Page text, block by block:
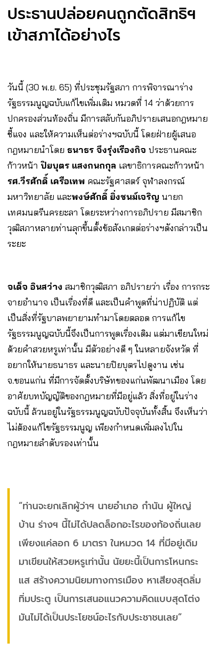
ประธานปล่อยคนถูกตัดสิทธิฯ
เข้าสภาได้อย่างไร
วันนี้ (30 พ.ย. 65) ที่ประชุมรัฐสภา การพิจารณาร่าง
รัฐธรรมนูญฉบับแก้ไขเพิ่มเติม หมวดที่ 14 ว่าด้วยการ
ปกครองส่วนท้องถิ่น มีการสลับกันอภิปรายเสนอกฎหมาย
ชี้แจง และให้ความเห็นต่อร่างฯฉบับนี้ โดยฝ่ายผู้เสนอ
กฎหมายนำโดย ธนาธร จึงรุ่งเรืองกิจ ประธานคณะ
ก้าวหน้า ปิยบุตร แสงกนกกุล เลขาธิการคณะก้าวหน้า
รศ.วีรศักดิ์ เครือเทพ คณะรัฐศาสตร์ จุฬาลงกรณ์
มหาวิทยาลัย และพงษ์ศักดิ์ ยิ่งชนม์เจริญ นายก
เทศมนตรีนครยะลา โดยระหว่างการอภิปราย มีสมาชิก
วุฒิสภาหลายท่านลุกขึ้นตั้งข้อสังเกตต่อร่างฯดังกล่าวเป็น
ระยะ
จเด็จ อินสว่าง สมาชิกวุฒิสภา อภิปรายว่า เรื่อง การกระ
จายอำนาจ เป็นเรื่องที่ดี และเป็นคำพูดที่น่าปฏิบัติ แต่
เป็นสิ่งที่รัฐบาลพยายามทำมาโดยตลอด การแก้ไข
รัฐธรรมนูญฉบับนี้จึงเป็นการพูดเรื่องเดิม แต่มาเขียนใหม่
ด้วยคำสวยหรูเท่านั้น มีตัวอย่างดี ๆ ในหลายจังหวัด ที่
อยากให้นายธนาธร และนายปิยบุตรไปดูงาน เช่น
จ.ขอนแก่น ที่มีการจัดตั้งบริษัทของแก่นพัฒนาเมือง โดย
อาศัยบทบัญญัติของกฎหมายที่มีอยู่แล้ว สิ่งที่อยู่ในร่าง
ฉบับนี้ ล้วนอยู่ในรัฐธรรมนูญฉบับปัจจุบันทั้งสิ้น จึงเห็นว่า
ไม่ต้องแก้ไขรัฐธรรมนูญ เพียงกำหนดเพิ่มลงไปใน
กฎหมายลำดับรองเท่านั้น
“ท่านจะยกเลิกผู้ว่าฯ นายอำเภอ กำนัน ผู้ใหญ่
บ้าน ร่างฯ นี้ไม่ได้ปลดล็อกอะไรของท้องถิ่นเลย
เพียงแค่ลอก 6 มาตรา ในหมวด 14 ที่มีอยู่เดิม
มาเขียนให้สวยหรูเท่านั้น นัยยะนี้เป็นการโหนกระ
แส สร้างความนิยมทางการเมือง หาเสียงสุดลิ่ม
ทิ่มประตู เป็นการเสนอแนวความคิดแบบสุดโต่ง
มันไม่ได้เป็นประโยชน์อะไรกับประชาชนเลย”